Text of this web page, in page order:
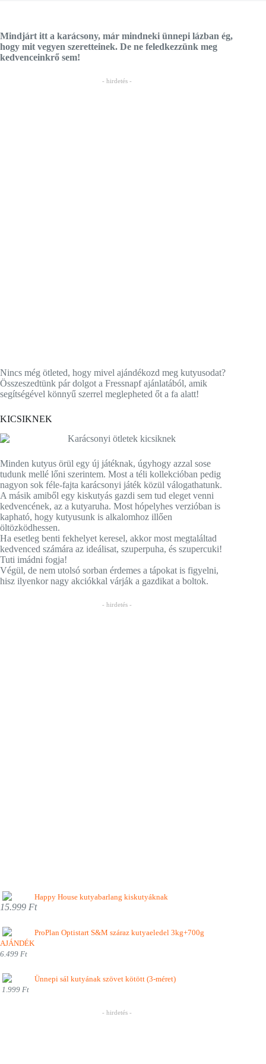
Mindjárt itt a karácsony, már mindneki ünnepi lázban ég,
hogy mit vegyen szeretteinek. De ne feledkezzünk meg
kedvenceinkrő sem!
- hirdetés -
Nincs még ötleted, hogy mivel ajándékozd meg kutyusodat?
Összeszedtünk pár dolgot a Fressnapf ajánlatából, amik
segítségével könnyű szerrel meglepheted őt a fa alatt!
KICSIKNEK
Minden kutyus örül egy új játéknak, úgyhogy azzal sose
tudunk mellé lőni szerintem. Most a téli kollekcióban pedig
nagyon sok féle-fajta karácsonyi játék közül válogathatunk.
A másik amiből egy kiskutyás gazdi sem tud eleget venni
kedvencének, az a kutyaruha. Most hópelyhes verzióban is
kapható, hogy kutyusunk is alkalomhoz illően
öltözködhessen.
Ha esetleg benti fekhelyet keresel, akkor most megtaláltad
kedvenced számára az ideálisat, szuperpuha, és szupercuki!
Tuti imádni fogja!
Végül, de nem utolsó sorban érdemes a tápokat is figyelni,
hisz ilyenkor nagy akciókkal várják a gazdikat a boltok.
- hirdetés -
Happy House kutyabarlang kiskutyáknak
15.999 Ft
ProPlan Optistart S&M száraz kutyaeledel 3kg+700g
AJÁNDÉK
6.499 Ft
Ünnepi sál kutyának szövet kötött (3-méret)
1.999 Ft
- hirdetés -